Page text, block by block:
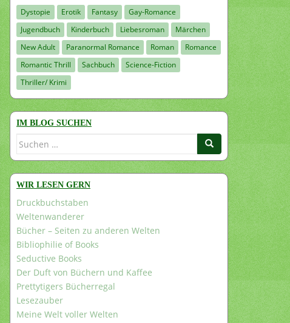
Dystopie Erotik Fantasy
Gay-Romance
Jugendbuch
Kinderbuch Liebesroman
Märchen
New Adult
Paranormal Romance Roman
Romance
Romantic Thrill
Sachbuch
Science-Fiction
Thriller/ Krimi
IM BLOG SUCHEN
Suchen
WIR LESEN GERN
Druckbuchstaben
Weltenwanderer
Bücher – Seiten zu anderen Welten
Bibliophilie of Books
Seductive Books
Der Duft von Büchern und Kaffee
Prettytigers Bücherregal
Lesezauber
Meine Welt voller Welten